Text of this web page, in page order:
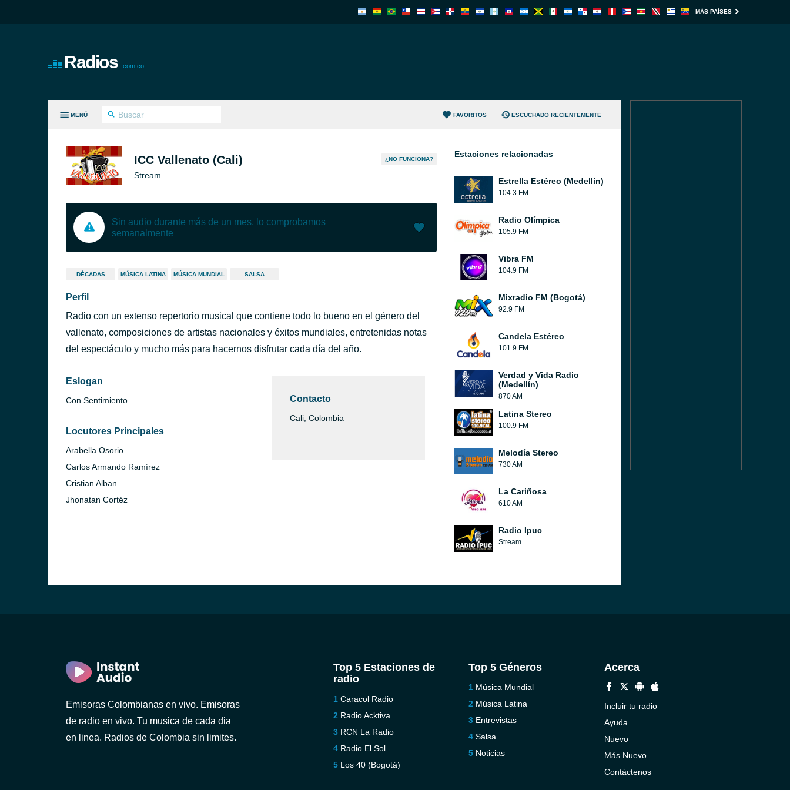
MÁS PAÍSES
Radios .com.co
MENÚ FAVORITOS ESCUCHADO RECIENTEMENTE
ICC Vallenato (Cali)
Stream
¿NO FUNCIONA?
Sin audio durante más de un mes, lo comprobamos
semanalmente
DÉCADAS MÚSICA LATINA MÚSICA MUNDIAL SALSA
Perfil
Radio con un extenso repertorio musical que contiene todo lo bueno en el género del
vallenato, composiciones de artistas nacionales y éxitos mundiales, entretenidas notas
del espectáculo y mucho más para hacernos disfrutar cada día del año.
Eslogan
Con Sentimiento
Locutores Principales
Arabella Osorio
Carlos Armando Ramírez
Cristian Alban
Jhonatan Cortéz
Contacto
Cali, Colombia
Estaciones relacionadas
Estrella Estéreo (Medellín)
104.3 FM
Radio Olímpica
105.9 FM
Vibra FM
104.9 FM
Mixradio FM (Bogotá)
92.9 FM
Candela Estéreo
101.9 FM
Verdad y Vida Radio
(Medellín)
870 AM
Latina Stereo
100.9 FM
Melodía Stereo
730 AM
La Cariñosa
610 AM
Radio Ipuc
Stream
Emisoras Colombianas en vivo. Emisoras
de radio en vivo. Tu musica de cada dia
en linea. Radios de Colombia sin limites.
Top 5 Estaciones de
radio
Caracol Radio
Radio Acktiva
RCN La Radio
Radio El Sol
Los 40 (Bogotá)
Top 5 Géneros
Música Mundial
Música Latina
Entrevistas
Salsa
Noticias
Acerca
Incluir tu radio
Ayuda
Nuevo
Más Nuevo
Contáctenos